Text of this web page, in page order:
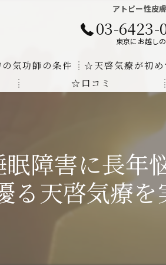
アトピー性皮
03-6423-
東京にお越し
の凄さ
い
気功師の条件
ニーの上昇でチャクラの覚醒
☆天啓気療が初め
☆口コミ
障害に長年
る天啓気療を